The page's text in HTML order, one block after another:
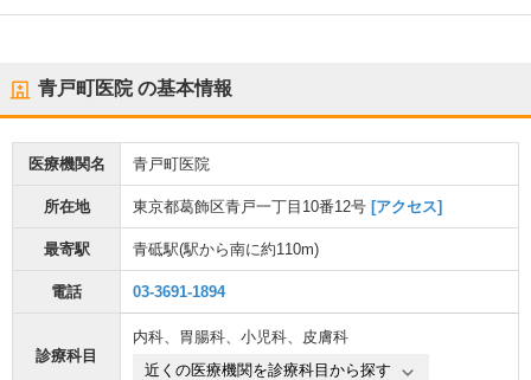
青戸町医院の基本情報
医療機関名 青戸町医院
所在地 東京都葛飾区青戸一丁目10番12号 [アクセス]
最寄駅 青砥駅(駅から南に約110m)
電話 03-3691-1894
診療科目
内科、 胃腸科、 小児科、 皮膚科
近くの医療機関を診療科目から探す